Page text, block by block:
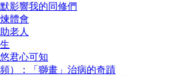
影響我的同修們
體會
老人
君心可知
）：「獅畫」治病的奇蹟